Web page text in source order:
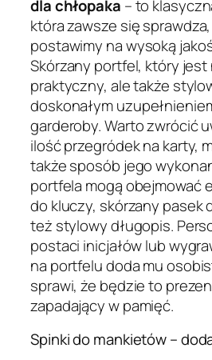
dla chłopaka – to
która zawsze się
postawimy na wysoką
Skórzany portfel, który jest
praktyczny, ale także
doskonałym
garderoby. Warto zwrócić
ilość przegródek na karty,
także sposób jego
portfela mogą obejmować
do kluczy, skórzany pasek
też stylowy długopis.
postaci inicjałów lub
na portfelu doda mu
sprawi, że będzie to
zapadający w pamięć.
Spinki do mankietów –